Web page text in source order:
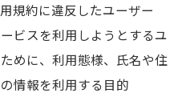
規約に違反したユーザー
ビスを利用しようとするユ
めに、利用態様、氏名や住
情報を利用する目的